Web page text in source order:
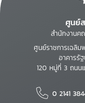
ศูนย์
สำนักงานค
ศูนย์ราชการเฉลิ
อาคารรั
120 หมู่ที่ 3 ถนน
0 2141